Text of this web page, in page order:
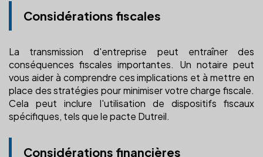
Considérations fiscales
La transmission d'entreprise peut entraîner des
conséquences fiscales importantes. Un notaire peut
vous aider à comprendre ces implications et à mettre en
place des stratégies pour minimiser votre charge fiscale.
Cela peut inclure l'utilisation de dispositifs fiscaux
spécifiques, tels que le pacte Dutreil.
Considérations financières